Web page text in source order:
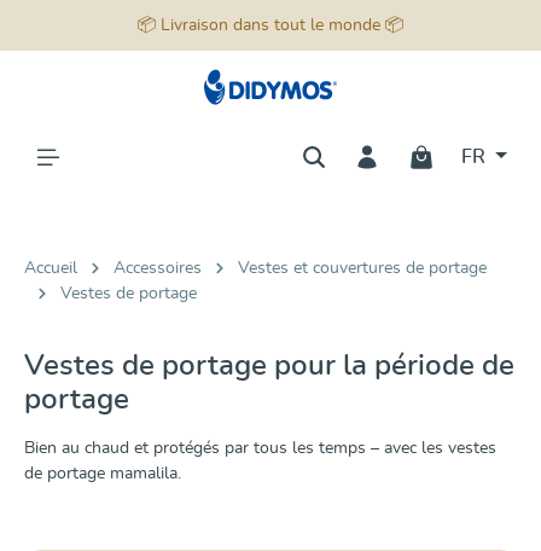
📦 Livraison dans tout le monde 📦
FR
Accueil Accessoires
Vestes et couvertures de portage
Vestes de portage
Vestes de portage pour la période de
portage
Bien au chaud et protégés par tous les temps – avec les vestes
de portage mamalila.